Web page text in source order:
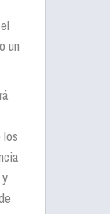
un
los